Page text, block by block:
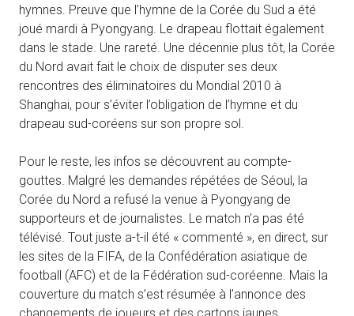
hymnes. Preuve que l’hymne de la Corée du Sud a été
joué mardi à Pyongyang. Le drapeau flottait également
dans le stade. Une rareté. Une décennie plus tôt, la Corée
du Nord avait fait le choix de disputer ses deux
rencontres des éliminatoires du Mondial 2010 à
Shanghai, pour s’éviter l’obligation de l’hymne et du
drapeau sud-coréens sur son propre sol.
Pour le reste, les infos se découvrent au compte-
gouttes. Malgré les demandes répétées de Séoul, la
Corée du Nord a refusé la venue à Pyongyang de
supporteurs et de journalistes. Le match n’a pas été
télévisé. Tout juste a-t-il été « commenté », en direct, sur
les sites de la FIFA, de la Confédération asiatique de
football (AFC) et de la Fédération sud-coréenne. Mais la
couverture du match s’est résumée à l’annonce des